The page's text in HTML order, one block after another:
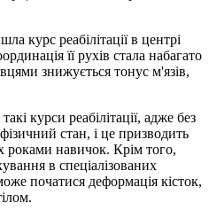
курс реабілітації в центрі
її рухів стала набагато
знижується тонус м'язів,
курси реабілітації, адже без
стан, і це призводить
роками навичок. Крім того,
в спеціалізованих
початися деформація кісток,